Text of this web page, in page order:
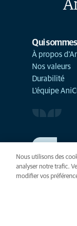
Qui
À propos
Nos valeurs
Durabilité
L'équipe
Voir
Nous utilisons des
analyser notre trafic.
modifier vos